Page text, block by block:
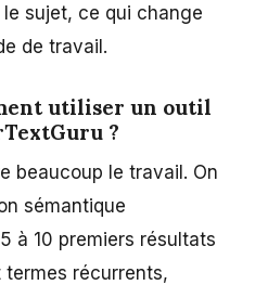
sujet, ce qui change
de travail.
utiliser un outil
?
beaucoup le travail. On
sémantique
à 10 premiers résultats
termes récurrents,